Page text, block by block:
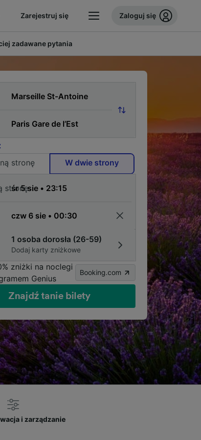
Zarejestruj się Zaloguj się
zadawane pytania
stronę
W dwie strony
stronę
1 osoba dorosła (26-59)
Dodaj karty zniżkowe
zniżki na noclegi
Genius
Booking.com
Znajdź tanie bilety
i zarządzanie